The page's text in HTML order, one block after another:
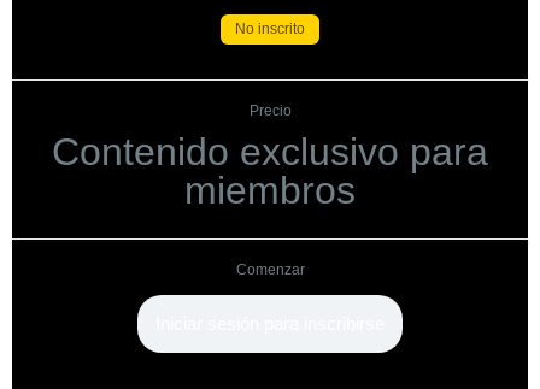
No inscrito
Precio
Contenido exclusivo para
miembros
Comenzar